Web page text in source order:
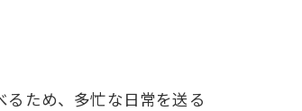
ため、多忙な日常を送る